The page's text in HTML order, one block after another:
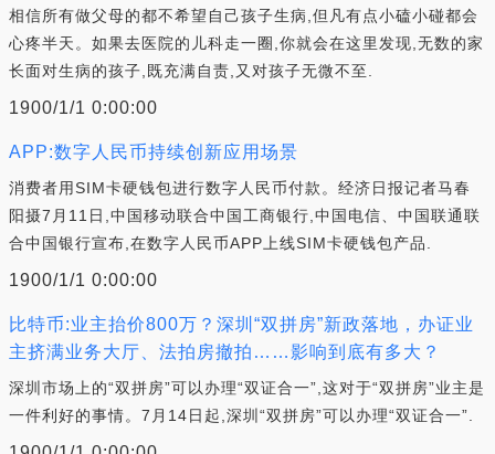
相信所有做父母的都不希望自己孩子生病,但凡有点小磕小碰都会
心疼半天。如果去医院的儿科走一圈,你就会在这里发现,无数的家
长面对生病的孩子,既充满自责,又对孩子无微不至.
1900/1/1 0:00:00
APP:数字人民币持续创新应用场景
消费者用SIM卡硬钱包进行数字人民币付款。经济日报记者马春
阳摄7月11日,中国移动联合中国工商银行,中国电信、中国联通联
合中国银行宣布,在数字人民币APP上线SIM卡硬钱包产品.
1900/1/1 0:00:00
比特币:业主抬价800万？深圳“双拼房”新政落地，办证业
主挤满业务大厅、法拍房撤拍……影响到底有多大？
深圳市场上的“双拼房”可以办理“双证合一”,这对于“双拼房”业主是
一件利好的事情。7月14日起,深圳“双拼房”可以办理“双证合一”.